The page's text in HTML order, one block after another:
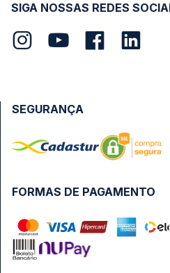
SIGA NOSSAS REDES
FORMAS DE PAGAMENTO
SEGURANÇA